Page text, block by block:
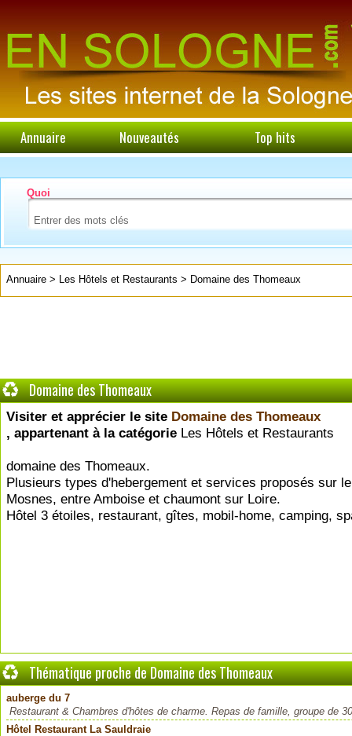
Annuaire Nouveautés Top hits
Quoi
Annuaire > Les Hôtels et Restaurants > Domaine des Thomeaux
Domaine des Thomeaux
Visiter et apprécier le site Domaine des Thomeaux
, appartenant à la catégorie Les Hôtels et Restaurants
domaine des Thomeaux.
Plusieurs types d'hebergement et services proposés sur
Mosnes, entre Amboise et chaumont sur Loire.
Hôtel 3 étoiles, restaurant, gîtes, mobil-home, camping,
Thématique proche de Domaine des Thomeaux
auberge du 7
Restaurant & Chambres d'hôtes de charme. Repas de famille, groupe de
Hôtel Restaurant La Sauldraie